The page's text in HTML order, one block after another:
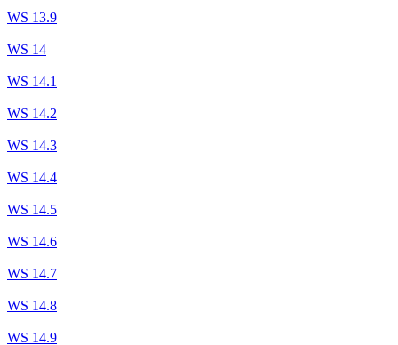
WS 13.9
WS 14
WS 14.1
WS 14.2
WS 14.3
WS 14.4
WS 14.5
WS 14.6
WS 14.7
WS 14.8
WS 14.9